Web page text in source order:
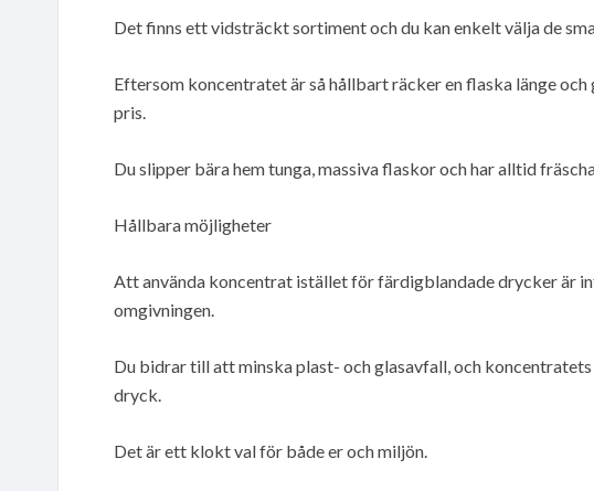
Det finns ett vidsträckt sortiment och du kan enkelt välja de
Eftersom koncentratet är så hållbart räcker en flaska länge
pris.
Du slipper bära hem tunga, massiva flaskor och har alltid
Hållbara möjligheter
Att använda koncentrat istället för färdigblandade drycker är
omgivningen.
Du bidrar till att minska plast- och glasavfall, och
dryck.
Det är ett klokt val för både er och miljön.